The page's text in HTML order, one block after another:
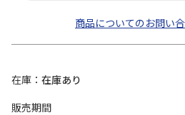
商品についてのお問い
在庫
在庫あり
販売期間